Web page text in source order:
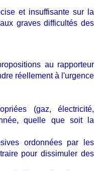
et insuffisante sur la
graves difficultés des
au rapporteur
réellement à l'urgence
(gaz, électricité,
quelle que soit la
ordonnées par les
pour dissimuler des